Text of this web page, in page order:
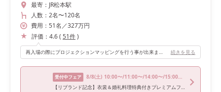
最寄： JR松本駅
人数： 2名〜120名
費用： 51名 ／327万円
評価： 4.6( 51件)
再入場の際にプロジェクションマッピングを行う事が出来ます。ゲストの方々が驚いてくれて嬉しかったです！ 続きを見る
受付中フェア 8/8(土) 10:00〜/11:00〜/14:00〜/15:00〜/16:00〜
【リブランド記念】衣裳＆婚礼料理特典付きプレミアムフェア♪